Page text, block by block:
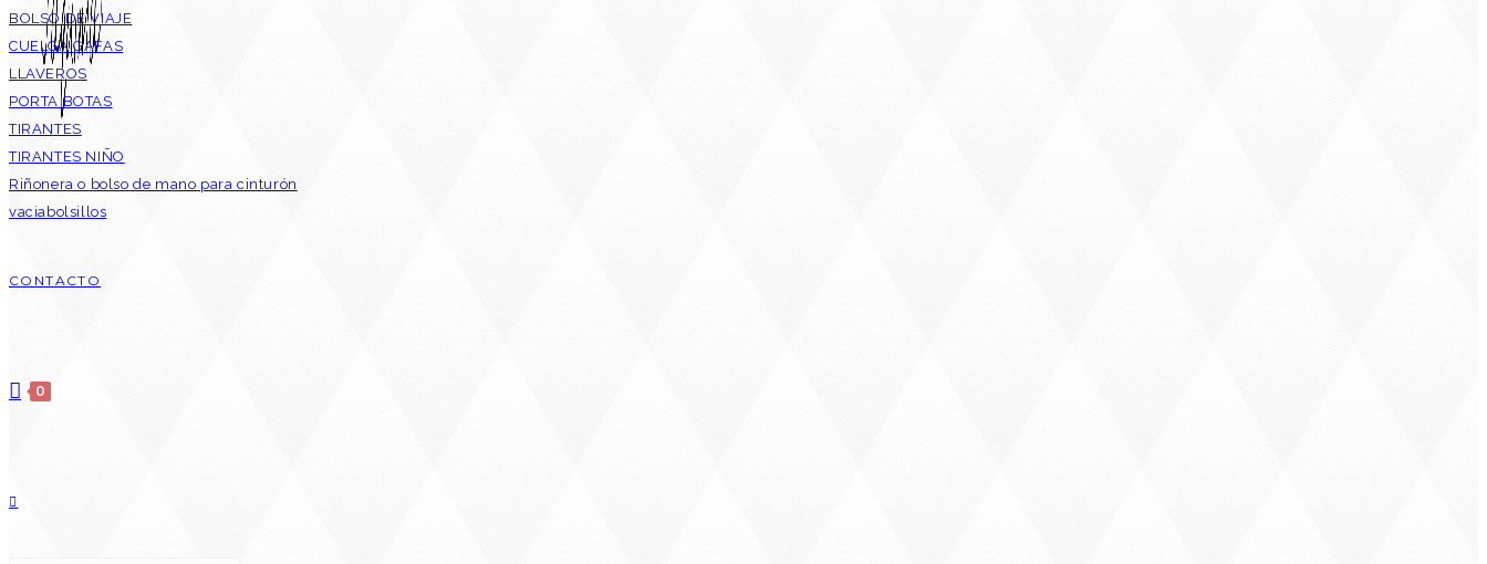
BOLSO DE VIAJE
CUELGA GAFAS
LLAVEROS
PORTA BOTAS
TIRANTES
TIRANTES NIÑO
Riñonera o bolso de mano para cinturón
vaciabolsillos
CONTACTO
0